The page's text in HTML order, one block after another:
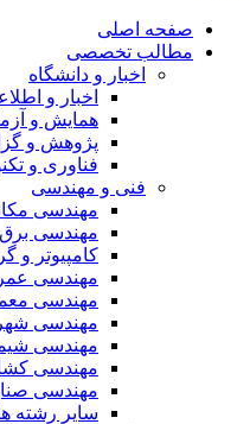
صفحه اصلی
مطالب تخصصی
اخبار و دانشگاه
اخبار و اطلاعیه
همایش و آزمون
پژوهش و گزارش
فناوری و
فنی و مهندسی
مهندسی مکانیک
مهندسی برق
کامپیوتر و گرافیک
مهندسی عمران
مهندسی معماری
مهندسی
مهندسی شیمی
مهندسی
مهندسی صنایع
سایر رشته های